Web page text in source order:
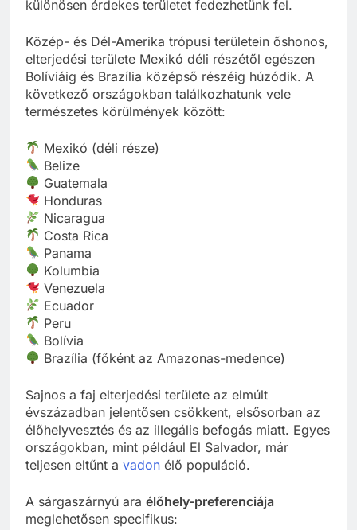
különösen érdekes területet fedezhetünk fel.
Közép- és Dél-Amerika trópusi területein őshonos,
elterjedési területe Mexikó déli részétől egészen
Bolíviáig és Brazília középső részéig húzódik. A
következő országokban találkozhatunk vele
természetes körülmények között:
Mexikó (déli része)
Belize
Guatemala
Honduras
Nicaragua
Costa Rica
Panama
Kolumbia
Venezuela
Ecuador
Peru
Bolívia
Brazília (főként az Amazonas-medence)
Sajnos a faj elterjedési területe az elmúlt
évszázadban jelentősen csökkent, elsősorban az
élőhelyvesztés és az illegális befogás miatt. Egyes
országokban, mint például El Salvador, már
teljesen eltűnt a vadon élő populáció.
A sárgaszárnyú ara élőhely-preferenciája
meglehetősen specifikus: